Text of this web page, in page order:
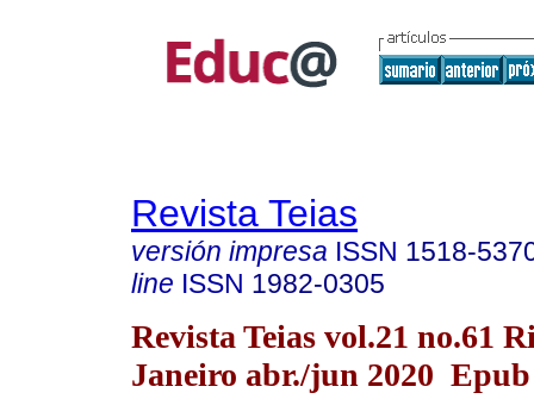
Revista Teias
versión impresa ISSN 1518-
line ISSN 1982-0305
Revista Teias vol.21 no.61
Janeiro abr./jun 2020